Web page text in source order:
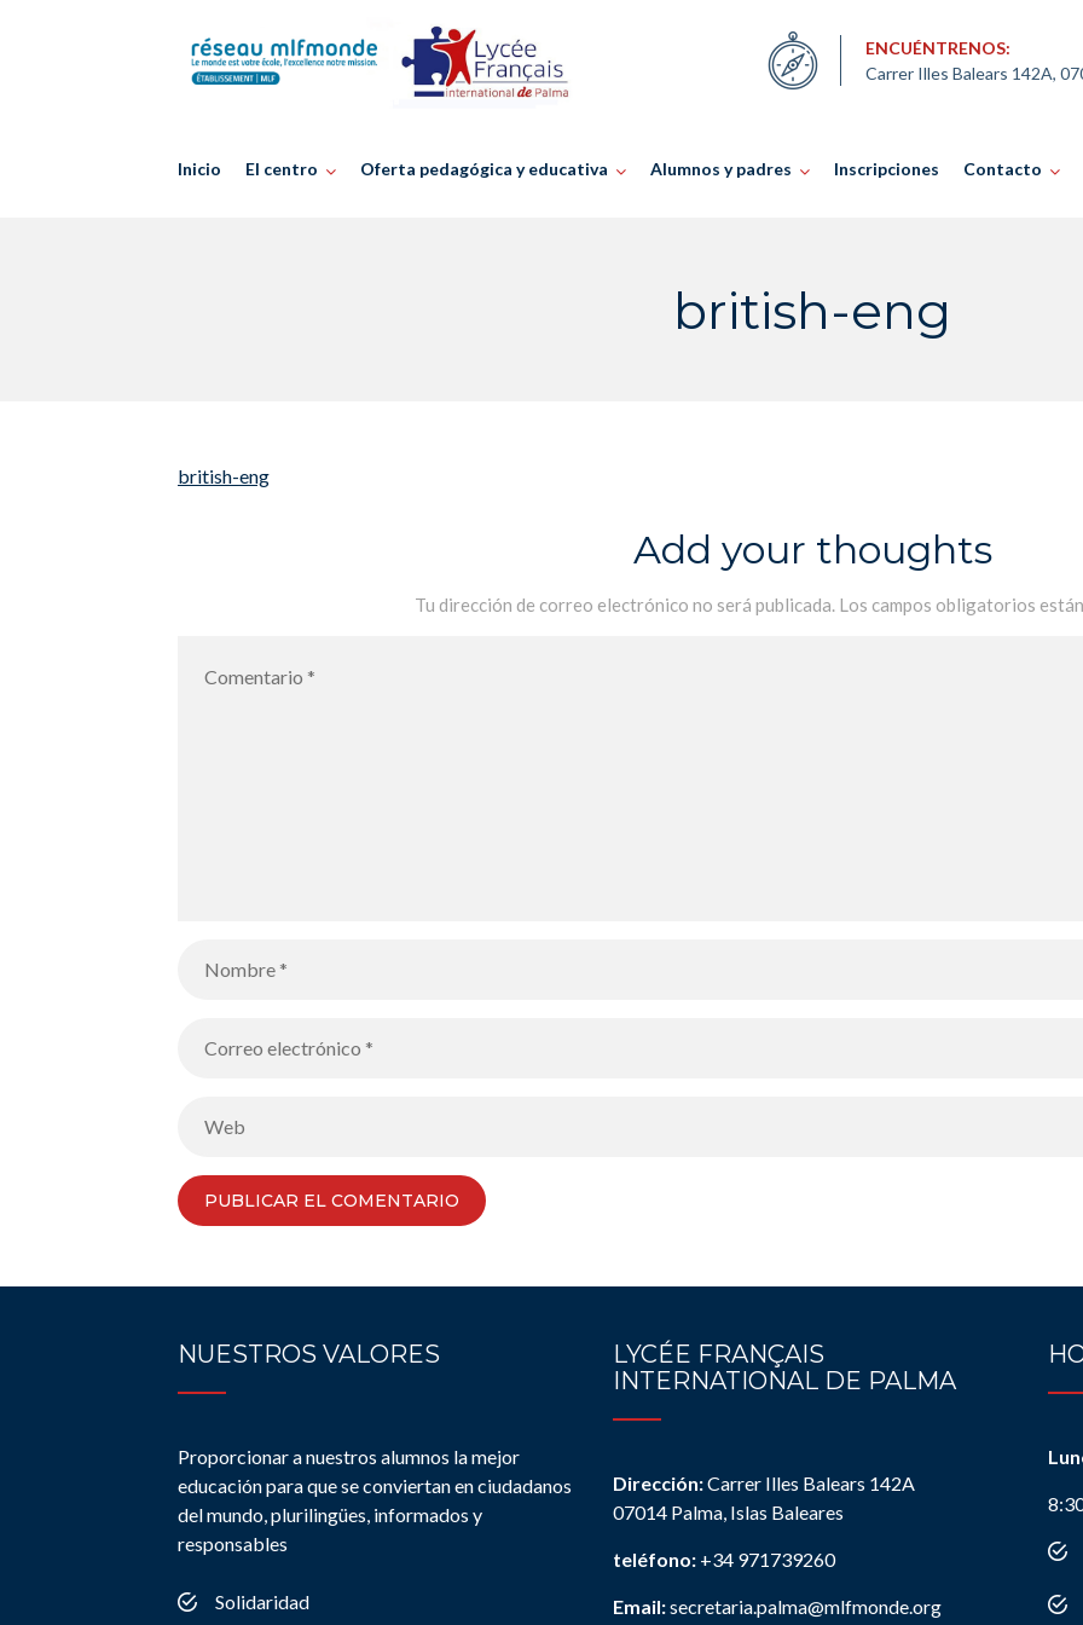
ENCUÉNTRENOS:
Carrer Illes Balears 142A,
Inicio El centro Oferta pedagógica y educativa Alumnos y padres Inscripciones Contacto
british-eng
british-eng
Add your thoughts
Tu dirección de correo electrónico no será publicada. Los campos obligatorios
NUESTROS VALORES
Proporcionar a nuestros alumnos la mejor
educación para que se conviertan en ciudadanos
del mundo, plurilingües, informados y
responsables
Solidaridad
LYCÉE FRANÇAIS
INTERNATIONAL DE PALMA
Dirección:Carrer Illes Balears 142A
07014 Palma, Islas Baleares
teléfono: +34 971739260
Email:secretaria.palma@mlfmonde.org